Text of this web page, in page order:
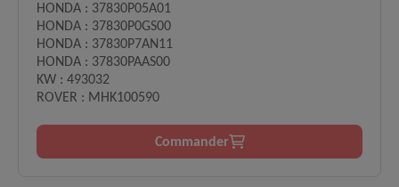
HONDA : 37830P05A01
HONDA : 37830P0GS00
HONDA : 37830P7AN11
HONDA : 37830PAAS00
KW : 493032
ROVER : MHK100590
Commander